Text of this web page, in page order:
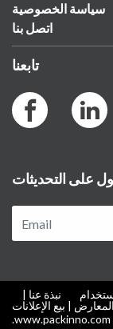
سياسة الخصوصية
اتصل بنا
تابعنا
على التحديثات
نبذة عنا |
| بيع الإعلانات